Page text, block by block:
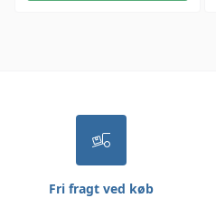
Fri fragt ved køb